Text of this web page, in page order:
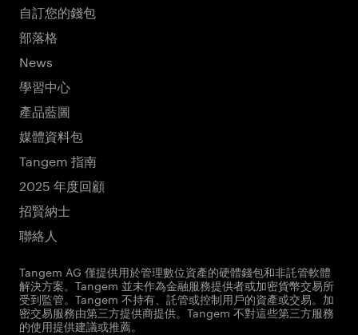
自訂您的錢包
部落格
News
學習中心
產品藍圖
媒體資料包
Tangem 指南
2025 年度回顧
招賢納士
聯絡人
Tangem AG 僅提供用於管理數位資產的硬體錢包和非託管軟體
解決方案。Tangem 並未作為金融服務提供者或加密貨幣交易所
受到監管。Tangem 不持有、託管或控制用戶的資產或交易。加
密交易服務由第三方提供商提供。Tangem 不對這些第三方服務
的使用提供建議或推薦。